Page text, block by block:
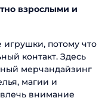
взрослыми и
потому что
контакт. Здесь
мерчандайзинг
магии и
внимание